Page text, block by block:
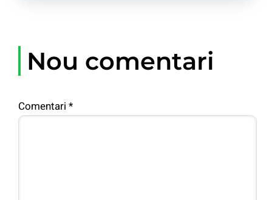
Nou comentari
Comentari *